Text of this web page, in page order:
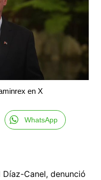
en X
WhatsApp
Canel, denunció